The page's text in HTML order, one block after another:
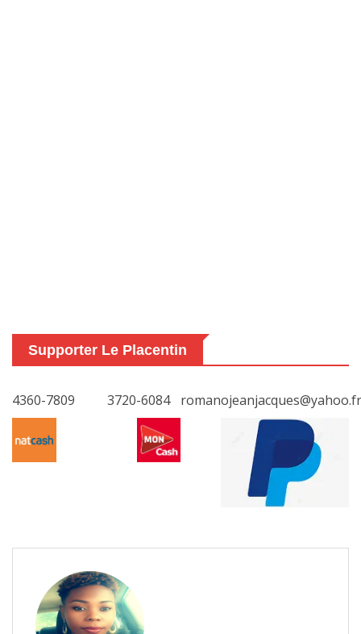
Supporter Le Placentin
4360-7809 3720-6084 romanojeanjacques@yahoo.fr